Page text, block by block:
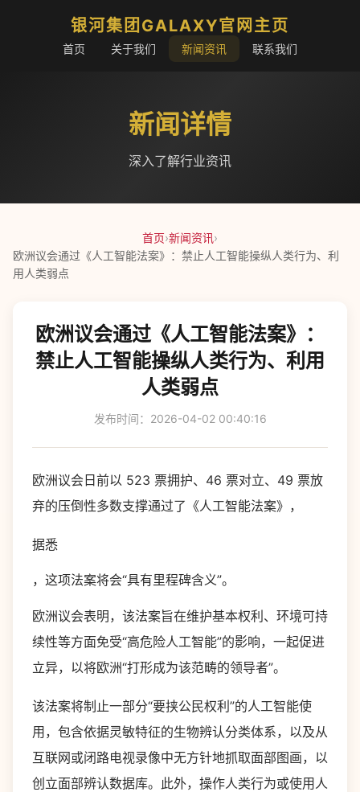
银河集团GALAXY官网主页
首页 关于我们 新闻资讯 联系我们
新闻详情
深入了解行业资讯
首页›新闻资讯›
欧洲议会通过《人工智能法案》：禁止人工智能操纵人类行为、利
用人类弱点
欧洲议会通过《人工智能法案》：
禁止人工智能操纵人类行为、利用
人类弱点
发布时间：2026-04-02 00:40:16
欧洲议会日前以 523 票拥护、46 票对立、49 票放
弃的压倒性多数支撑通过了《人工智能法案》，
据悉
，这项法案将会“具有里程碑含义”。
欧洲议会表明，该法案旨在维护基本权利、环境可持
续性等方面免受“高危险人工智能”的影响，一起促进
立异，以将欧洲“打形成为该范畴的领导者”。
该法案将制止一部分“要挟公民权利”的人工智能使
用，包含依据灵敏特征的生物辨认分类体系，以及从
互联网或闭路电视录像中无方针地抓取面部图画，以
创立面部辨认数据库。此外，操作人类行为或使用人